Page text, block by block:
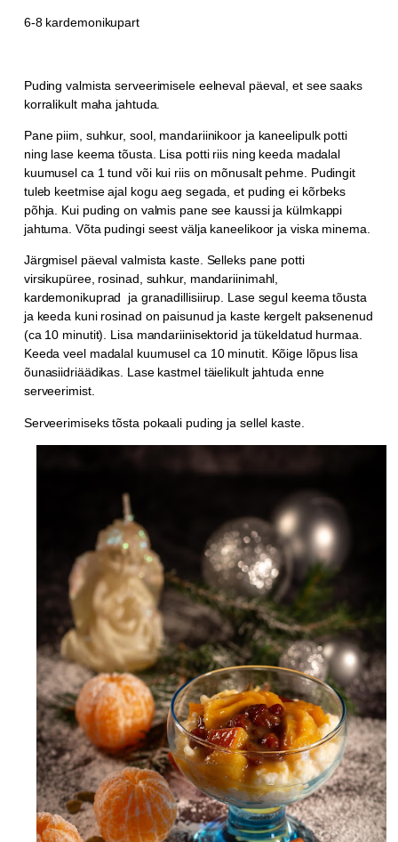
6-8 kardemonikupart
Puding valmista serveerimisele eelneval päeval, et see saaks
korralikult maha jahtuda.
Pane piim, suhkur, sool, mandariinikoor ja kaneelipulk potti
ning lase keema tõusta. Lisa potti riis ning keeda madalal
kuumusel ca 1 tund või kui riis on mõnusalt pehme. Pudingit
tuleb keetmise ajal kogu aeg segada, et puding ei kõrbeks
põhja. Kui puding on valmis pane see kaussi ja külmkappi
jahtuma. Võta pudingi seest välja kaneelikoor ja viska minema.
Järgmisel päeval valmista kaste. Selleks pane potti
virsikupüree, rosinad, suhkur, mandariinimahl,
kardemonikuprad ja granadillisiirup. Lase segul keema tõusta
ja keeda kuni rosinad on paisunud ja kaste kergelt paksenenud
(ca 10 minutit). Lisa mandariinisektorid ja tükeldatud hurmaa.
Keeda veel madalal kuumusel ca 10 minutit. Kõige lõpus lisa
õunasiidriäädikas. Lase kastmel täielikult jahtuda enne
serveerimist.
Serveerimiseks tõsta pokaali puding ja sellel kaste.